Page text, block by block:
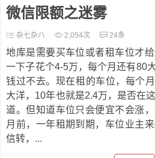
微信限额之迷雾
杂七杂八 2,054次 24条
地库是需要买车位或者租车位才
一下子花个4-5万，每个月还有80
钱过不去。现在租的车位，每个
大洋，10年也就是2.4万，是否在
道。但知道车位只会便宜不会涨
月前，一年租期到期，车位业主
信转，...